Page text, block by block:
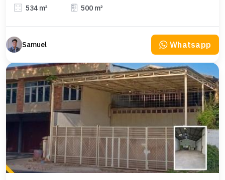
534 m² 500 m²
Samuel Whatsapp